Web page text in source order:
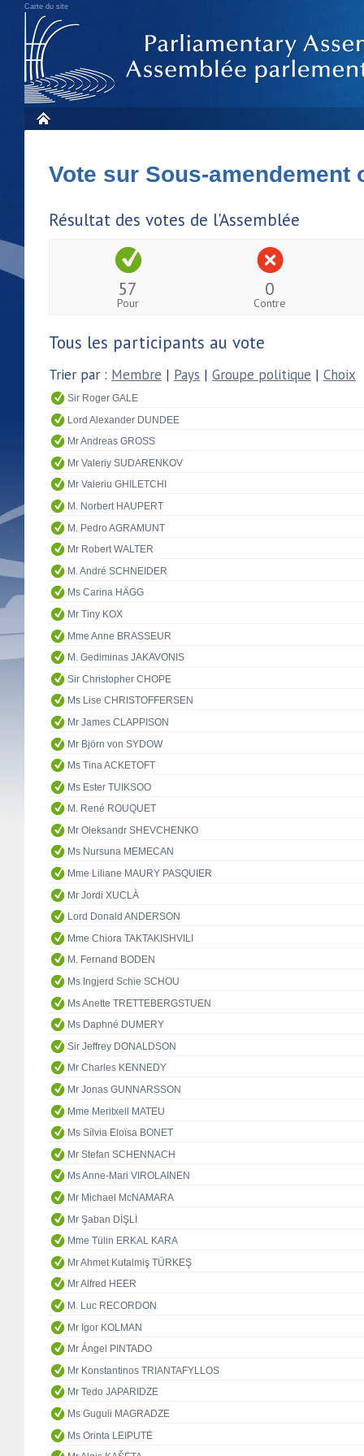
Carte du site
Vote sur Sous-amendement
Résultat des votes de l'Assemblée
57
Pour
0
Contre
Tous les participants au vote
Trier par : Membre | Pays | Groupe politique | Choix
Sir Roger GALE
Lord Alexander DUNDEE
Mr Andreas GROSS
Mr Valeriy SUDARENKOV
Mr Valeriu GHILETCHI
M. Norbert HAUPERT
M. Pedro AGRAMUNT
Mr Robert WALTER
M. André SCHNEIDER
Ms Carina HÄGG
Mr Tiny KOX
Mme Anne BRASSEUR
M. Gediminas JAKAVONIS
Sir Christopher CHOPE
Ms Lise CHRISTOFFERSEN
Mr James CLAPPISON
Mr Björn von SYDOW
Ms Tina ACKETOFT
Ms Ester TUIKSOO
M. René ROUQUET
Mr Oleksandr SHEVCHENKO
Ms Nursuna MEMECAN
Mme Liliane MAURY PASQUIER
Mr Jordi XUCLÀ
Lord Donald ANDERSON
Mme Chiora TAKTAKISHVILI
M. Fernand BODEN
Ms Ingjerd Schie SCHOU
Ms Anette TRETTEBERGSTUEN
Ms Daphné DUMERY
Sir Jeffrey DONALDSON
Mr Charles KENNEDY
Mr Jonas GUNNARSSON
Mme Meritxell MATEU
Ms Sílvia Eloïsa BONET
Mr Stefan SCHENNACH
Ms Anne-Mari VIROLAINEN
Mr Michael McNAMARA
Mr Şaban DİŞLİ
Mme Tülin ERKAL KARA
Mr Ahmet Kutalmiş TÜRKEŞ
Mr Alfred HEER
M. Luc RECORDON
Mr Igor KOLMAN
Mr Ángel PINTADO
Mr Konstantinos TRIANTAFYLLOS
Mr Tedo JAPARIDZE
Ms Guguli MAGRADZE
Ms Orinta LEIPUTĖ